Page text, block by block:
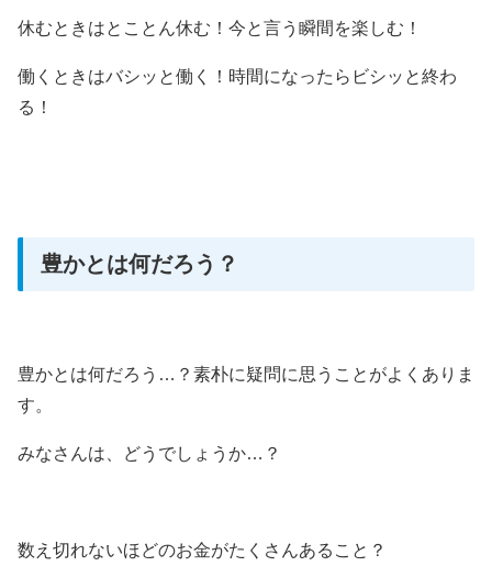
休むときはとことん休む！今と言う瞬間を楽しむ！
働くときはバシッと働く！時間になったらビシッと終わ
る！
豊かとは何だろう？
豊かとは何だろう…？素朴に疑問に思うことがよくありま
す。
みなさんは、どうでしょうか…？
数え切れないほどのお金がたくさんあること？